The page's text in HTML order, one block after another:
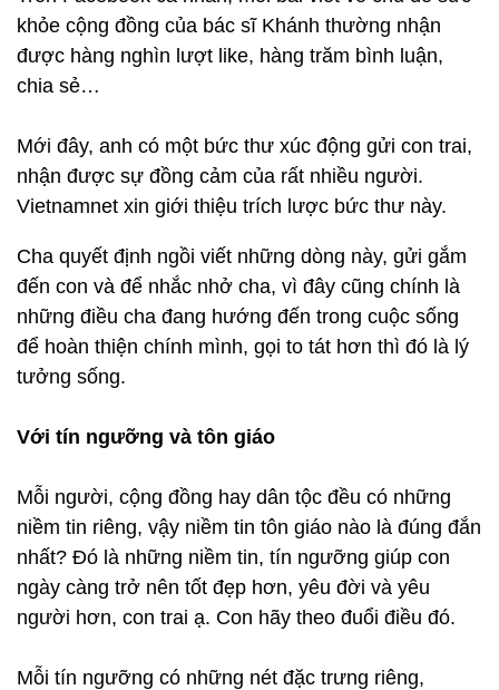
khỏe cộng đồng của bác sĩ Khánh thường nhận
được hàng nghìn lượt like, hàng trăm bình luận,
chia sẻ…
Mới đây, anh có một bức thư xúc động gửi con trai,
nhận được sự đồng cảm của rất nhiều người.
Vietnamnet xin giới thiệu trích lược bức thư này.
Cha quyết định ngồi viết những dòng này, gửi gắm
đến con và để nhắc nhở cha, vì đây cũng chính là
những điều cha đang hướng đến trong cuộc sống
để hoàn thiện chính mình, gọi to tát hơn thì đó là lý
tưởng sống.
Với tín ngưỡng và tôn giáo
Mỗi người, cộng đồng hay dân tộc đều có những
niềm tin riêng, vậy niềm tin tôn giáo nào là đúng đắn
nhất? Đó là những niềm tin, tín ngưỡng giúp con
ngày càng trở nên tốt đẹp hơn, yêu đời và yêu
người hơn, con trai ạ. Con hãy theo đuổi điều đó.
Mỗi tín ngưỡng có những nét đặc trưng riêng,